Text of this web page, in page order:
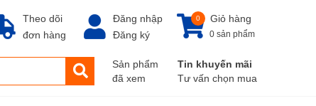
Theo dõi
đơn hàng
Đăng nhập
Đăng ký
Giỏ hàng
0
0 sản phẩm
Sản phẩm
đã xem
Tin khuyến mãi
Tư vấn chọn mua